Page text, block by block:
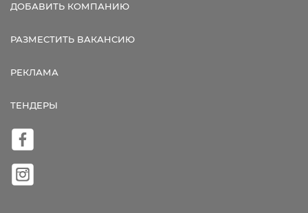
ДОБАВИТЬ КОМПАНИЮ
РАЗМЕСТИТЬ ВАКАНСИЮ
РЕКЛАМА
ТЕНДЕРЫ